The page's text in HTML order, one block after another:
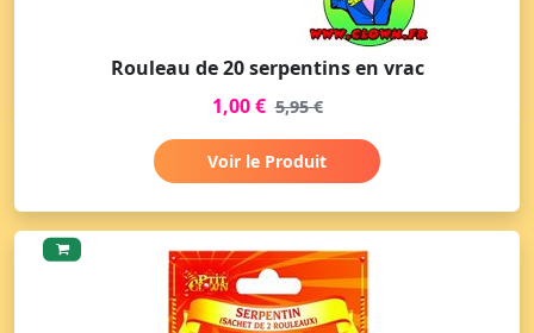
Rouleau de 20 serpentins en vrac
1,00 € 5,95 €
Voir le Produit